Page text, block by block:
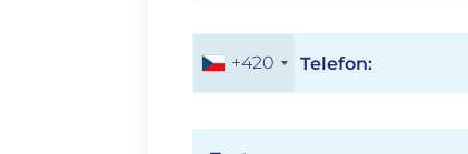
Telefon:
+420